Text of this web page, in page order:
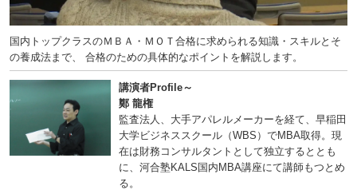
国内トップクラスのＭＢＡ・ＭＯＴ合格に求められる知識・スキルとそ
の養成法まで、 合格のための具体的なポイントを解説します。
講演者Profile～
鄭 龍権
監査法人、大手アパレルメーカーを経て、早稲田
大学ビジネススクール（WBS）でMBA取得。現
在は財務コンサルタントとして独立するととも
に、河合塾KALS国内MBA講座にて講師もつとめ
る。